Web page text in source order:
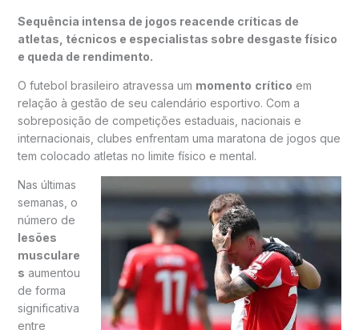
Sequência intensa de jogos reacende críticas de
atletas, técnicos e especialistas sobre desgaste físico
e queda de rendimento.
O futebol brasileiro atravessa um momento crítico em
relação à gestão de seu calendário esportivo. Com a
sobreposição de competições estaduais, nacionais e
internacionais, clubes enfrentam uma maratona de jogos que
tem colocado atletas no limite físico e mental.
Nas últimas
semanas, o
número de
lesões
musculare
s aumentou
de forma
significativa
entre